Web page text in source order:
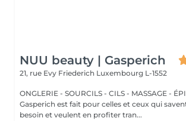
NUU beauty | Gasperich
21, rue Evy Friederich Luxembourg L-1552
ONGLERIE - SOURCILS - CILS - MASSAGE -
Gasperich est fait pour celles et ceux qui
besoin et veulent en profiter tran...